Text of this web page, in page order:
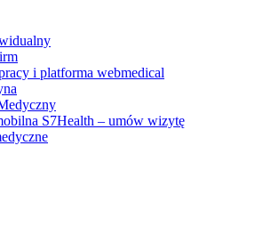
i platforma webmedical
S7Health – umów wizytę